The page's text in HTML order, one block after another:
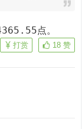
点。
18 赞
打赏